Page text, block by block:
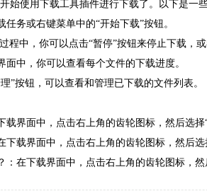
始使用下载工具插件进行下载了。以下是一
务或右键菜单中的“开始下载”按钮。
程中，你可以点击“暂停”按钮来停止下载，
中，你可以查看每个文件的下载进度。
”按钮，可以查看和管理已下载的文件列表。
界面中，点击右上角的齿轮图标，然后选择“
下载界面中，点击右上角的齿轮图标，然后
：在下载界面中，点击右上角的齿轮图标，